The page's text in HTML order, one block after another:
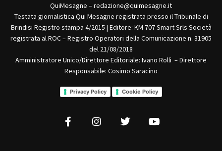
QuiMesagne – redazione@quimesagne.it
Testata giornalistica Qui Mesagne registrata presso il Tribunale di
Brindisi Registro stampa 4/2015 | Editore: KM 707 Smart Srls Società
registrata al ROC – Registro Operatori della Comunicazione n. 31905
del 21/08/2018
Amministratore Unico/Direttore Editoriale: Ivano Rolli – Direttore
Responsabile: Cosimo Saracino
Privacy Policy Cookie Policy